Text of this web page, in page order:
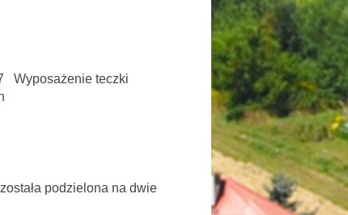
Wyposażenie teczki
podzielona na dwie